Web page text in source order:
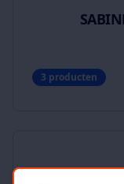
3 producten